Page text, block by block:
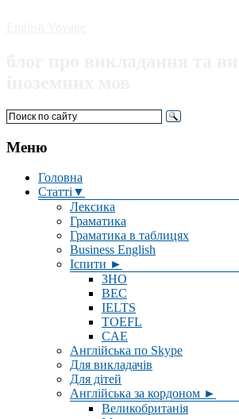
Меню
Головна
Статті▼
Лексика
Граматика
Граматика в таблицях
Business English
Іспити ►
ЗНО
BEC
IELTS
TOEFL
CAE
Англійська по Skype
Для викладачів
Для дітей
Англійська за кордоном ►
Великобританія